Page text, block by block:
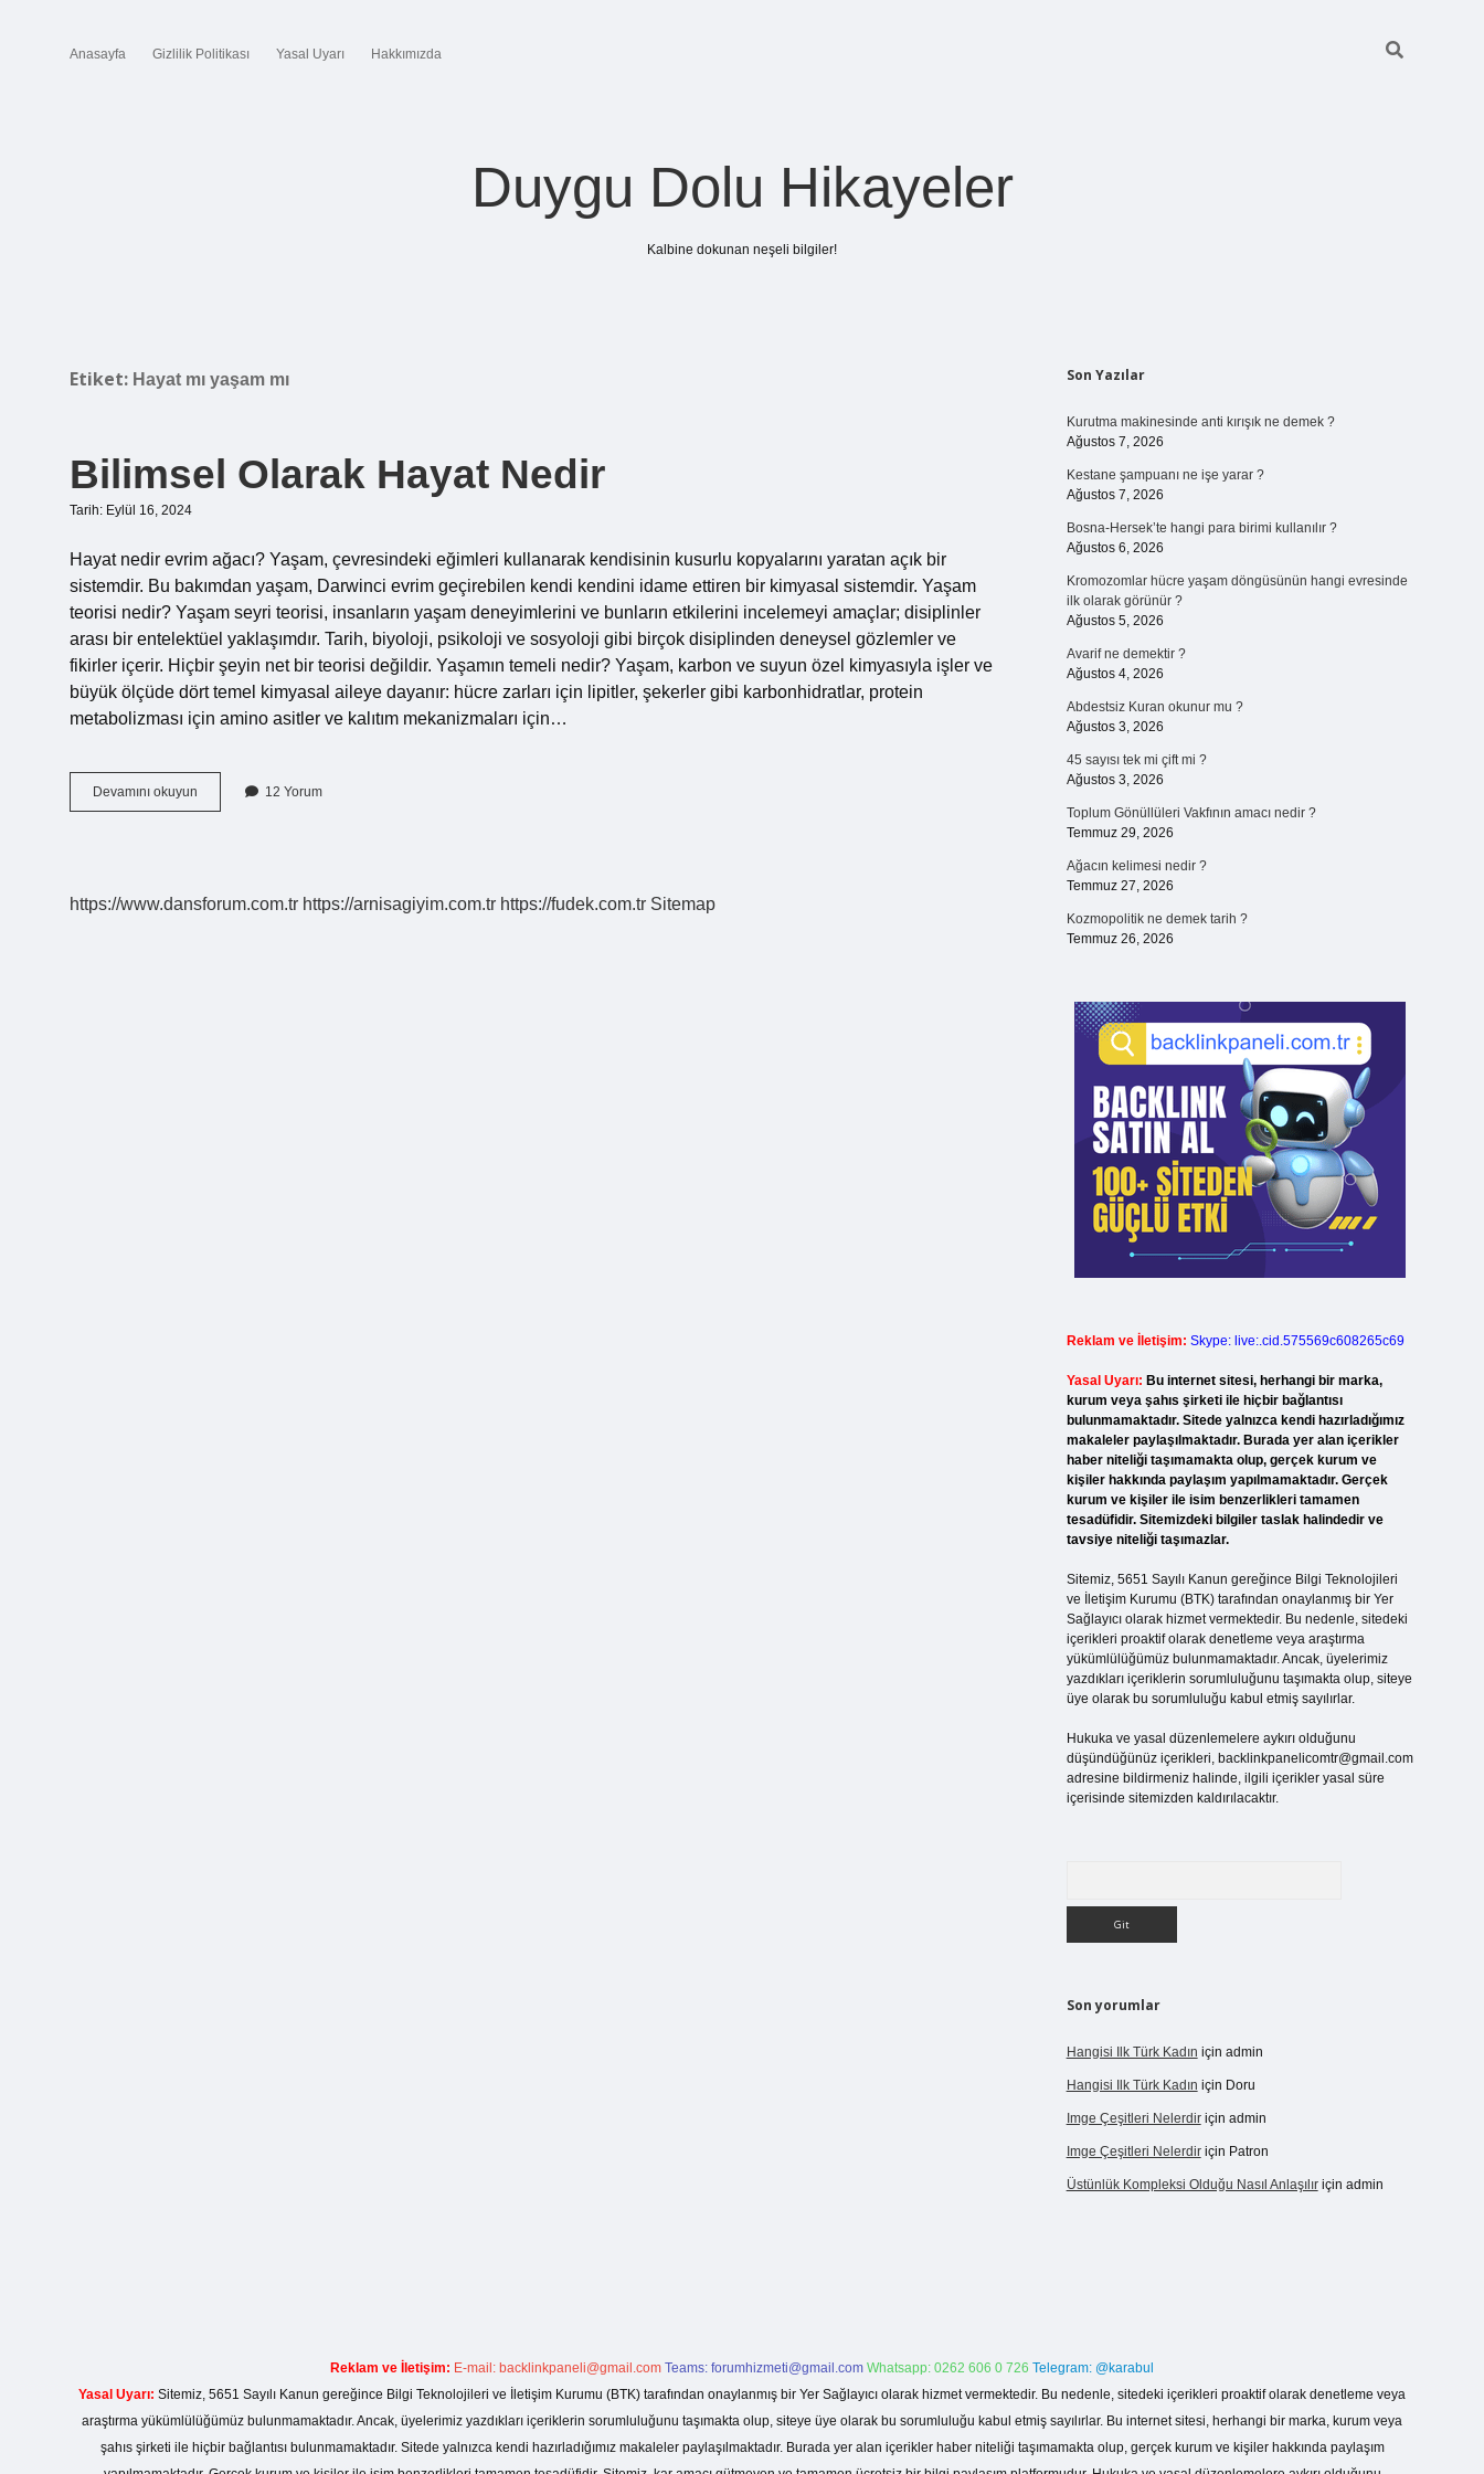
Anasayfa Gizlilik Politikası Yasal Uyarı Hakkımızda
Duygu Dolu Hikayeler
Kalbine dokunan neşeli bilgiler!
Etiket: Hayat mı yaşam mı
Bilimsel Olarak Hayat Nedir
Tarih: Eylül 16, 2024
Hayat nedir evrim ağacı? Yaşam, çevresindeki eğimleri kullanarak kendisinin kusurlu kopyalarını yaratan açık bir
sistemdir. Bu bakımdan yaşam, Darwinci evrim geçirebilen kendi kendini idame ettiren bir kimyasal sistemdir. Yaşam
teorisi nedir? Yaşam seyri teorisi, insanların yaşam deneyimlerini ve bunların etkilerini incelemeyi amaçlar; disiplinler
arası bir entelektüel yaklaşımdır. Tarih, biyoloji, psikoloji ve sosyoloji gibi birçok disiplinden deneysel gözlemler ve
fikirler içerir. Hiçbir şeyin net bir teorisi değildir. Yaşamın temeli nedir? Yaşam, karbon ve suyun özel kimyasıyla işler ve
büyük ölçüde dört temel kimyasal aileye dayanır: hücre zarları için lipitler, şekerler gibi karbonhidratlar, protein
metabolizması için amino asitler ve kalıtım mekanizmaları için…
Devamını okuyun
Olarak
12 Yorum
https://www.dansforum.com.tr https://arnisagiyim.com.tr https://fudek.com.tr Sitemap
Sidebar
Son Yazılar
Kurutma makinesinde anti kırışık ne demek ?
Ağustos 7, 2026
Kestane şampuanı ne işe yarar ?
Ağustos 7, 2026
Bosna-Hersek’te hangi para birimi kullanılır ?
Ağustos 6, 2026
Kromozomlar hücre yaşam döngüsünün hangi evresinde
ilk olarak görünür ?
Ağustos 5, 2026
Avarif ne demektir ?
Ağustos 4, 2026
Abdestsiz Kuran okunur mu ?
Ağustos 3, 2026
45 sayısı tek mi çift mi ?
Ağustos 3, 2026
Toplum Gönüllüleri Vakfının amacı nedir ?
Temmuz 29, 2026
Ağacın kelimesi nedir ?
Temmuz 27, 2026
Kozmopolitik ne demek tarih ?
Temmuz 26, 2026
Reklam ve İletişim: Skype: live:.cid.575569c608265c69
Yasal Uyarı: Bu internet sitesi, herhangi bir marka,
kurum veya şahıs şirketi ile hiçbir bağlantısı
bulunmamaktadır. Sitede yalnızca kendi hazırladığımız
makaleler paylaşılmaktadır. Burada yer alan içerikler
haber niteliği taşımamakta olup, gerçek kurum ve
kişiler hakkında paylaşım yapılmamaktadır. Gerçek
kurum ve kişiler ile isim benzerlikleri tamamen
tesadüfidir. Sitemizdeki bilgiler taslak halindedir ve
tavsiye niteliği taşımazlar.
Sitemiz, 5651 Sayılı Kanun gereğince Bilgi Teknolojileri
ve İletişim Kurumu (BTK) tarafından onaylanmış bir Yer
Sağlayıcı olarak hizmet vermektedir. Bu nedenle, sitedeki
içerikleri proaktif olarak denetleme veya araştırma
yükümlülüğümüz bulunmamaktadır. Ancak, üyelerimiz
yazdıkları içeriklerin sorumluluğunu taşımakta olup, siteye
üye olarak bu sorumluluğu kabul etmiş sayılırlar.
Hukuka ve yasal düzenlemelere aykırı olduğunu
düşündüğünüz içerikleri, backlinkpanelicomtr@gmail.com
adresine bildirmeniz halinde, ilgili içerikler yasal süre
içerisinde sitemizden kaldırılacaktır.
Son yorumlar
Hangisi Ilk Türk Kadın için admin
Hangisi Ilk Türk Kadın için Doru
Imge Çeşitleri Nelerdiriçin admin
Imge Çeşitleri Nelerdiriçin Patron
Üstünlük Kompleksi Olduğu Nasıl Anlaşılıriçin admin
ilbet girişhttps://betexpergiris.casino/
Reklam ve İletişim: E-mail: backlinkpaneli@gmail.com Teams: forumhizmeti@gmail.com Whatsapp: 0262 606 0 726 Telegram: @karabul
Yasal Uyarı: Sitemiz, 5651 Sayılı Kanun gereğince Bilgi Teknolojileri ve İletişim Kurumu (BTK) tarafından onaylanmış bir Yer Sağlayıcı olarak hizmet vermektedir. Bu nedenle, sitedeki içerikleri proaktif olarak denetleme veya
araştırma yükümlülüğümüz bulunmamaktadır. Ancak, üyelerimiz yazdıkları içeriklerin sorumluluğunu taşımakta olup, siteye üye olarak bu sorumluluğu kabul etmiş sayılırlar. Bu internet sitesi, herhangi bir marka, kurum veya
şahıs şirketi ile hiçbir bağlantısı bulunmamaktadır. Sitede yalnızca kendi hazırladığımız makaleler paylaşılmaktadır. Burada yer alan içerikler haber niteliği taşımamakta olup, gerçek kurum ve kişiler hakkında paylaşım